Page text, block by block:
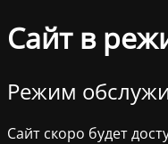
Сайт в
Режим
Сайт скоро будет